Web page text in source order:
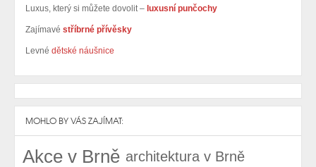
Luxus, který si můžete dovolit – luxusní punčochy
Zajímavé stříbrné přívěsky
Levné dětské náušnice
MOHLO BY VÁS ZAJÍMAT:
Akce v Brně architektura v Brně